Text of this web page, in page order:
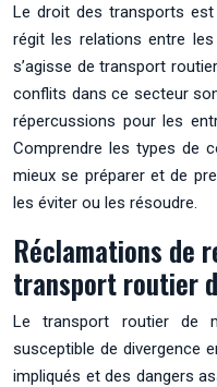
Le droit des transports est
régit les relations entre
s’agisse de transport
conflits dans ce secteur
répercussions pour les
Comprendre les types de
mieux se préparer et de
les éviter ou les résoudre.
Réclamations de
transport routier
Le transport routier de
susceptible de divergence
impliqués et des dangers